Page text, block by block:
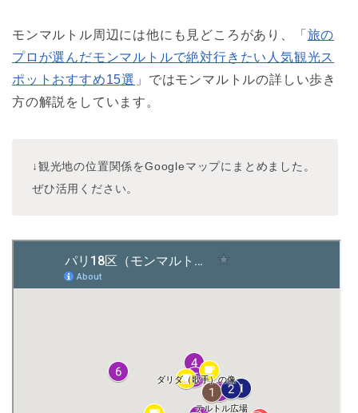
モンマルトル周辺には他にも見どころがあり、「 旅の
プロが選んだモンマルトルで絶対行きたい人気観光ス
ポットおすすめ15選 」ではモンマルトルの詳しい歩き
方の解説をしています。
↓観光地の位置関係をGoogleマップにまとめました。
ぜひ活用ください。